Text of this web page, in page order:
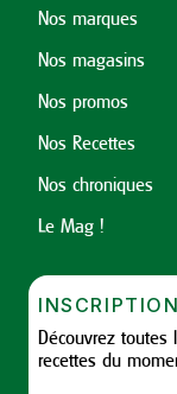
Nos marques
Nos magasins
Nos promos
Nos Recettes
Nos chroniques
Le Mag !
Découvrez toutes
recettes du